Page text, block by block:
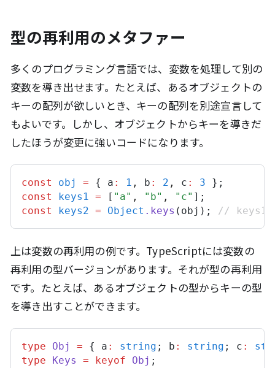
型の再利用のメタファー
多くのプログラミング言語では、変数を処理して別の
変数を導き出せます。たとえば、あるオブジェクトの
キーの配列が欲しいとき、キーの配列を別途宣言して
もよいです。しかし、オブジェクトからキーを導きだ
したほうが変更に強いコードになります。
const obj = { a : 1 , b : 2 , c : 3 };
const
keys1 = [ "a" , "b" , "c" ];
const
keys2 = Object . keys ( obj ); // keys1よ
上は変数の再利用の例です。TypeScriptには変数の
再利用の型バージョンがあります。それが型の再利用
です。たとえば、あるオブジェクトの型からキーの型
を導き出すことができます。
type Obj = { a : string ; b : string ; c :
type
Keys = keyof Obj ;